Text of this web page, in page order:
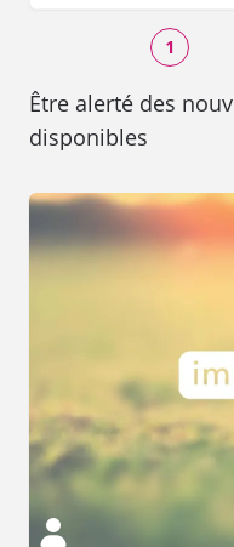
1
Être alerté des
disponibles